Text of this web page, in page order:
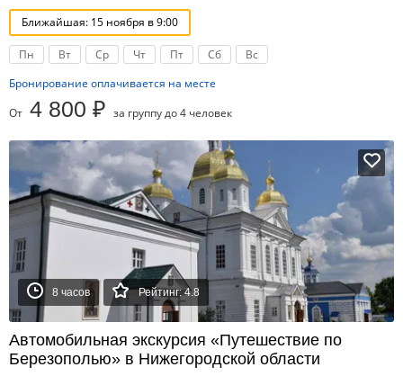
Ближайшая: 15 ноября в 9:00
Пн Вт Ср Чт Пт Сб
Вс
Бронирование оплачивается на месте
От 4 800 ₽ за группу до 4 человек
8 часов Рейтинг: 4.8
Автомобильная экскурсия «Путешествие по
Березополью» в Нижегородской области